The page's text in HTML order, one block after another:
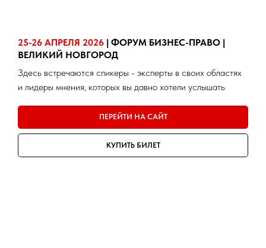
25-26 АПРЕЛЯ 2026 | ФОРУМ БИЗНЕС-ПРАВО |
ВЕЛИКИЙ НОВГОРОД
Здесь встречаются спикеры - эксперты в своих областях
и лидеры мнения, которых вы давно хотели услышать
ПЕРЕЙТИ НА САЙТ
КУПИТЬ БИЛЕТ